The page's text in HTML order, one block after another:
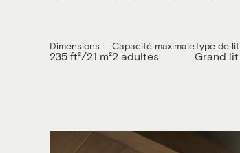
Dimensions
235 ft²/21 m²
Capacité maximale
2 adultes
Type de lit
Grand lit